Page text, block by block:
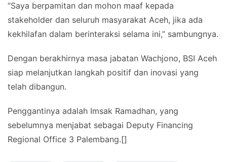
“Saya berpamitan dan mohon maaf kepada
stakeholder dan seluruh masyarakat Aceh, jika ada
kekhilafan dalam berinteraksi selama ini,” sambungnya.
Dengan berakhirnya masa jabatan Wachjono, BSI Aceh
siap melanjutkan langkah positif dan inovasi yang
telah dibangun.
Penggantinya adalah Imsak Ramadhan, yang
sebelumnya menjabat sebagai Deputy Financing
Regional Office 3 Palembang.[]